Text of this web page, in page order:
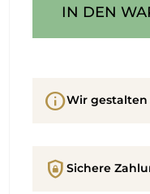
IN DEN
infoWir
shield_lock Sichere